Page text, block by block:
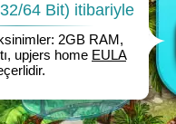
64 Bit) itibariyle
2GB RAM,
upjers home EULA